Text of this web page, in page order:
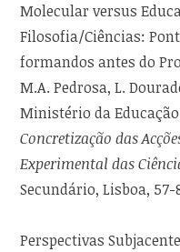
Molecular versus
Filosofia/Ciências:
formandos antes do
M.A. Pedrosa, L.
Ministério da Educação
Concretização das
Experimental das
Secundário, Lisboa, 57-
Perspectivas